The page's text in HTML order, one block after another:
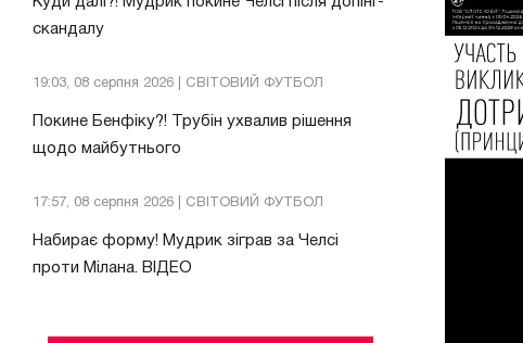
скандалу
19:03, 08 серпня 2026 | СВІТОВИЙ ФУТБОЛ
Покине Бенфіку?! Трубін ухвалив рішення
щодо майбутнього
17:57, 08 серпня 2026 | СВІТОВИЙ ФУТБОЛ
Набирає форму! Мудрик зіграв за Челсі
проти Мілана. ВІДЕО